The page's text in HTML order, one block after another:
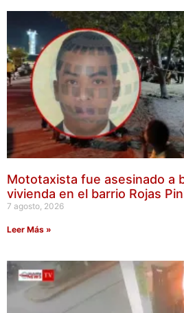
Mototaxista fue asesinado a
vivienda en el barrio Rojas
7 agosto, 2026
Leer Más »